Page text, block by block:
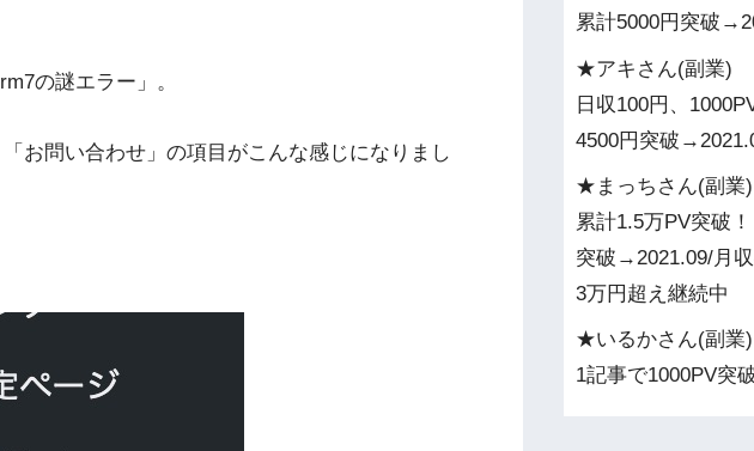
の謎エラー」。
お問い合わせ」の項目がこんな感じになりまし
累計5000円突破
★アキさん(副業)
日収100円、
4500円突破
★まっちさん(副業)
累計1.5万PV突破
突破→2021.09/月
3万円超え継続中
★いるかさん(副業)
1記事で1000PV突